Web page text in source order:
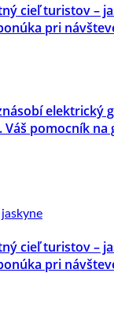
cieľ turistov –
pri
elektrický
Váš pomocník
cieľ turistov –
pri